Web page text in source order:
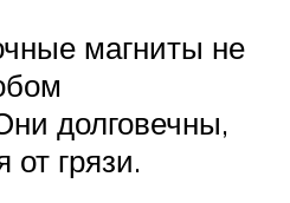
магниты не
долговечны,
от грязи.